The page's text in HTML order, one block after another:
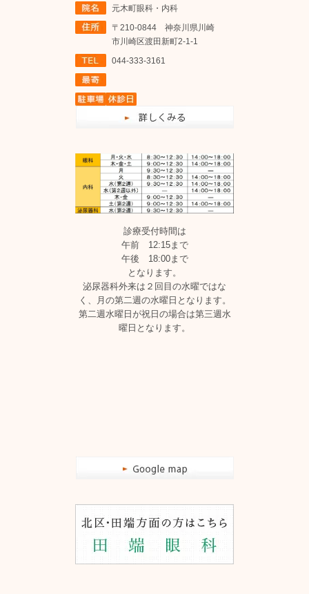
元木町眼科・内科
〒210-0844 神奈川県川崎
市川崎区渡田新町2-1-1
044-333-3161
診療受付時間は
午前 12:15まで
午後 18:00まで
となります。
泌尿器科外来は２回目の水曜ではな
く、月の第二週の水曜日となります。
第二週水曜日が祝日の場合は第三週水
曜日となります。